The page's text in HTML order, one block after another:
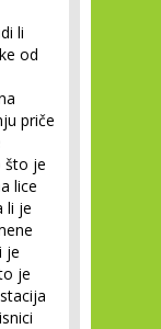
li
od
priče
što je
lice
li je
je
je